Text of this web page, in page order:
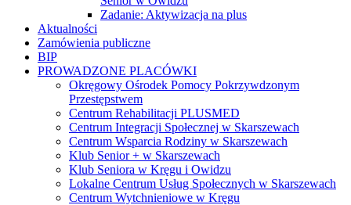
Zadanie: Aktywizacja na plus
Aktualności
Zamówienia publiczne
BIP
PROWADZONE PLACÓWKI
Okręgowy Ośrodek Pomocy Pokrzywdzonym
Przestępstwem
Centrum Rehabilitacji PLUSMED
Centrum Integracji Społecznej w Skarszewach
Centrum Wsparcia Rodziny w Skarszewach
Klub Senior + w Skarszewach
Klub Seniora w Kręgu i Owidzu
Lokalne Centrum Usług Społecznych w Skarszewach
Centrum Wytchnieniowe w Kręgu